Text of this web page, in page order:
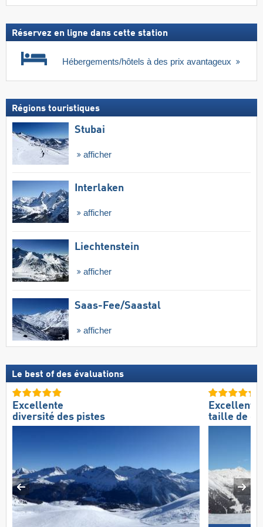
Réservez en ligne dans cette station
Hébergements/hôtels à des prix avantageux
Régions touristiques
Stubai
afficher
Interlaken
afficher
Liechtenstein
afficher
Saas-Fee/​Saastal
afficher
Le best of des évaluations
Excellente
diversité des pistes
Excellente
taille de